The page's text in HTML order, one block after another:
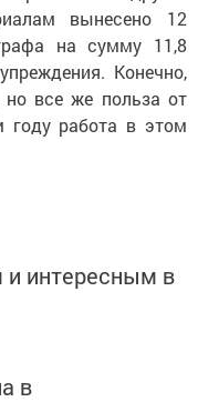
вынесено 12
на сумму 11,8
Конечно,
все же польза от
году работа в этом
интересным в
в